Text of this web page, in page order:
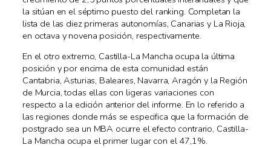
la sitúan en el séptimo puesto del ranking. Completan la
lista de las diez primeras autonomías, Canarias y La Rioja,
en octava y novena posición, respectivamente.
En el otro extremo, Castilla-La Mancha ocupa la última
posición y por encima de esta comunidad están
Cantabria, Asturias, Baleares, Navarra, Aragón y la Región
de Murcia, todas ellas con ligeras variaciones con
respecto a la edición anterior del informe. En lo referido a
las regiones donde más se especifica que la formación de
postgrado sea un MBA ocurre el efecto contrario, Castilla-
La Mancha ocupa el primer lugar con el 47,1%.